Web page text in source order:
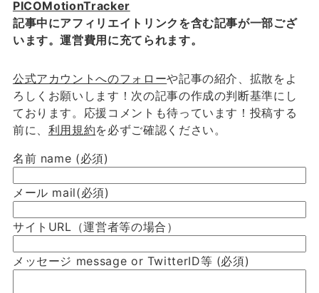
PICOMotionTracker
記事中にアフィリエイトリンクを含む記事が一部ござ
います。運営費用に充てられます。
公式アカウントへのフォローや記事の紹介、拡散をよ
ろしくお願いします！次の記事の作成の判断基準にし
ております。応援コメントも待っています！投稿する
前に、 利用規約を必ずご確認ください。
名前 name (必須)
メール mail(必須)
サイトURL（運営者等の場合）
メッセージ message or TwitterID等 (必須)